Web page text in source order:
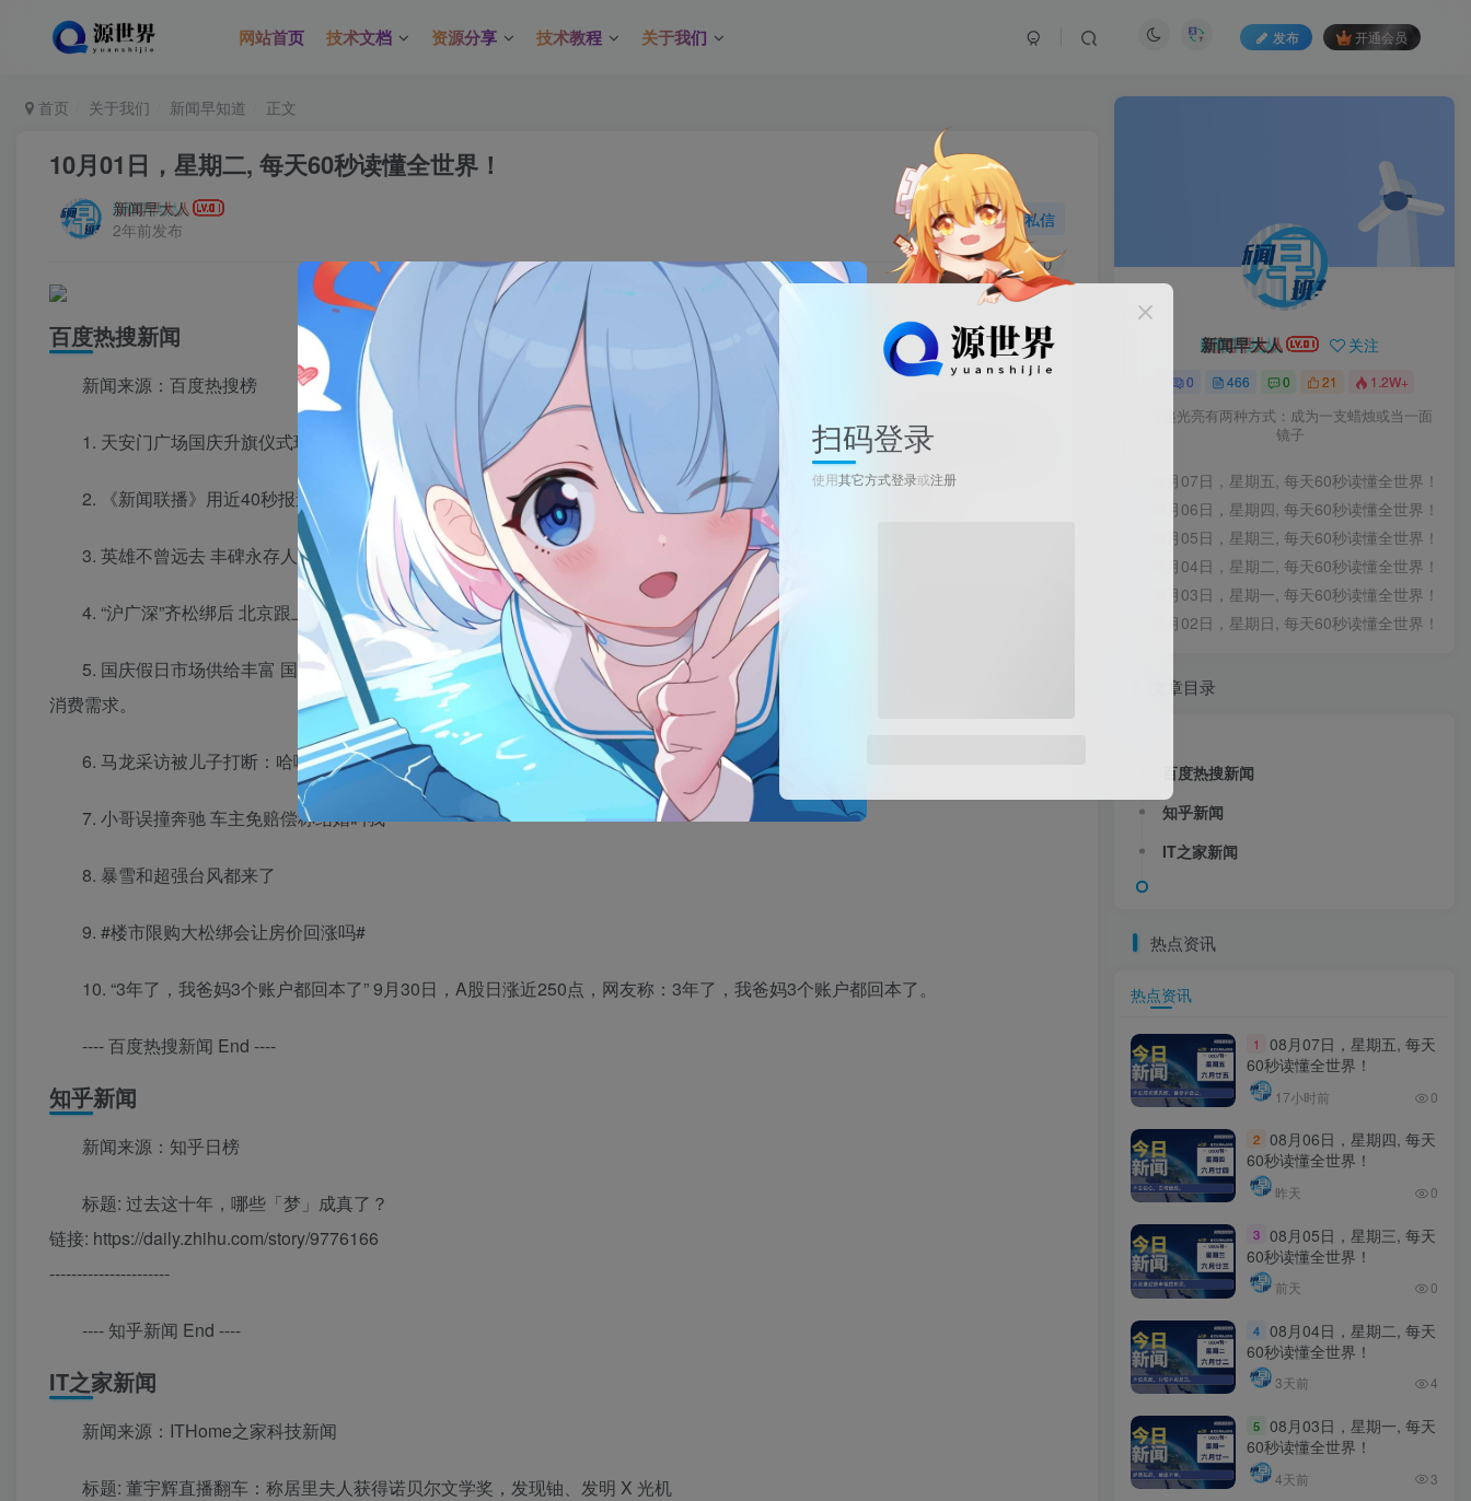
网站首页 技术文档 资源分享 技术教程 关于我们 发布 开通会员
首页 关于我们 新闻早知道 正文
10月01日，星期二, 每天60秒读懂全世界！
新闻早大人
2年前发布
关注 私信
0 5 0
百度热搜新闻
新闻来源：百度热搜榜
1. 天安门广场国庆升旗仪式现场好震撼 10月1日，天安门广场举行国庆升旗仪式：迎着清晨第一缕阳光，五星红旗冉冉升起。
2. 《新闻联播》用近40秒报道A股 9月30日，A股大涨，成交超2.6万亿创新高。《新闻联播》用近40秒报道A股。
3. 英雄不曾远去 丰碑永存人间 9月30日是第十一个烈士纪念日，我们缅怀先烈、致敬英雄。
4. “沪广深”齐松绑后 北京跟上了 9月30日，北京发布通知，进一步优化调整房地产相关政策，本通知自2024年10月1日起施行。
5. 国庆假日市场供给丰富 国庆假期将至，消费市场迎来旺季。各地各部门增加市场供应，丰富消费供给，更好地满足居民节日
消费需求。
6. 马龙采访被儿子打断：哈喽爸爸 近日，马龙在采访时被儿子打断：哈喽爸爸！现场记者笑翻了！
7. 小哥误撞奔驰 车主免赔偿称结婚叫我
8. 暴雪和超强台风都来了
9. #楼市限购大松绑会让房价回涨吗#
10. “3年了，我爸妈3个账户都回本了” 9月30日，A股日涨近250点，网友称：3年了，我爸妈3个账户都回本了。
---- 百度热搜新闻 End ----
知乎新闻
新闻来源：知乎日榜
标题: 过去这十年，哪些「梦」成真了？
链接: https://daily.zhihu.com/story/9776166
----------------------
---- 知乎新闻 End ----
IT之家新闻
新闻来源：ITHome之家科技新闻
标题: 董宇辉直播翻车：称居里夫人获得诺贝尔文学奖，发现铀、发明 X 光机
新闻早大人 关注
0 466 0 21 1.2W+
传递光亮有两种方式：成为一支蜡烛或当一面
镜子
08月07日，星期五, 每天60秒读懂全世界！
08月06日，星期四, 每天60秒读懂全世界！
08月05日，星期三, 每天60秒读懂全世界！
08月04日，星期二, 每天60秒读懂全世界！
08月03日，星期一, 每天60秒读懂全世界！
08月02日，星期日, 每天60秒读懂全世界！
文章目录
百度热搜新闻
知乎新闻
IT之家新闻
热点资讯
热点资讯
1
08月07日，星期五, 每天
60秒读懂全世界！
17小时前 0
2 08月06日，星期四, 每天
60秒读懂全世界！
昨天 0
3 08月05日，星期三, 每天
60秒读懂全世界！
前天 0
4 08月04日，星期二, 每天
60秒读懂全世界！
3天前 4
5 08月03日，星期一, 每天
60秒读懂全世界！
4天前 3
扫码登录
使用其它方式登录或注册